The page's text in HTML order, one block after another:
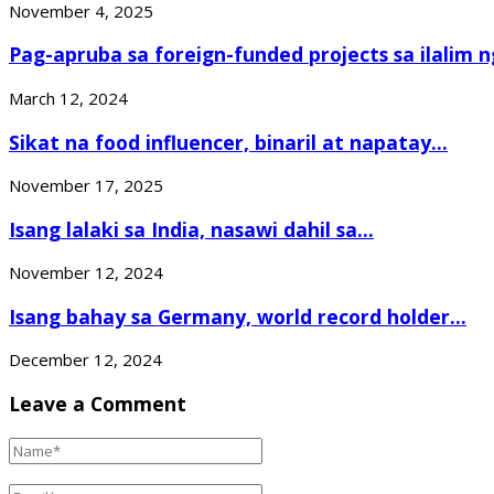
November 4, 2025
Pag-apruba sa foreign-funded projects sa ilalim
March 12, 2024
Sikat na food influencer, binaril at napatay...
November 17, 2025
Isang lalaki sa India, nasawi dahil sa...
November 12, 2024
Isang bahay sa Germany, world record holder...
December 12, 2024
Leave a Comment